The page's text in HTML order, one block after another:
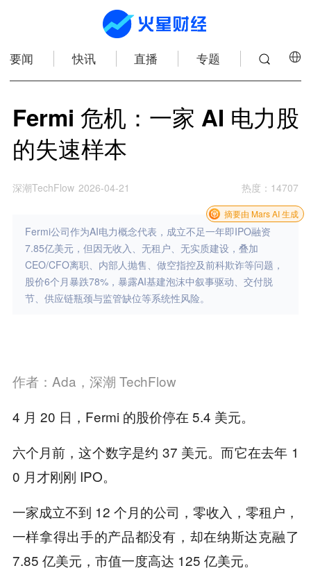
要闻 快讯 直播 专题
Fermi 危机：一家 AI 电力股
的失速样本
深潮TechFlow 2026-04-21 热度 ： 14707
Fermi公司作为AI电力概念代表，成立不足一年即IPO融资
7.85亿美元，但因无收入、无租户、无实质建设，叠加
CEO/CFO离职、内部人抛售、做空指控及前科欺诈等问题，
股价6个月暴跌78%，暴露AI基建泡沫中叙事驱动、交付脱
节、供应链瓶颈与监管缺位等系统性风险。
摘要由 Mars AI 生成
作者：Ada，深潮 TechFlow
4 月 20 日，Fermi 的股价停在 5.4 美元。
六个月前，这个数字是约 37 美元。而它在去年 1
0 月才刚刚 IPO。
一家成立不到 12 个月的公司，零收入，零租户，
一样拿得出手的产品都没有，却在纳斯达克融了
7.85 亿美元，市值一度高达 125 亿美元。